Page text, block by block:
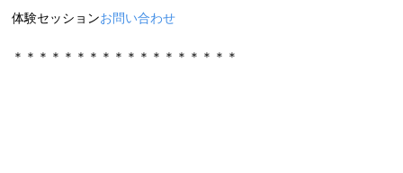
体験セッションお問い合わせ
＊＊＊＊＊＊＊＊＊＊＊＊＊＊＊＊＊＊